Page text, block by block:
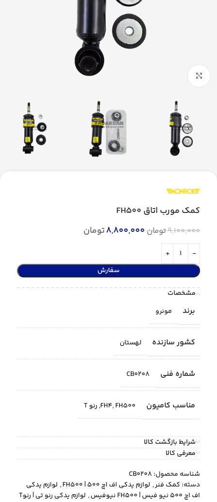
کمک مورب اتاق FH500
9,100,000تومان 8,800,000تومان
سفارش
مشخصات
برند مونرو
کشور سازنده لهستان
شماره فنی CB0208
مناسب کامیون FH4,FH500
,رنو T
شرایط بازگشت کالا
معرفی کالا
شناسه محصول: CB0208
دسته: کمک فنر, لوازم یدکی اف اچ 500 | FH500 , لوازم یدکی
اف اچ 500 نیو فیس | FH500 نیوفیس
, لوازم یدکی رنو تی | رنوT